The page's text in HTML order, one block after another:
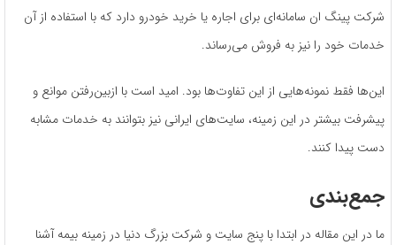
شرکت پینگ ان سامانه‌ای برای اجاره یا خرید خودرو دارد که با استفاده از آن
خدمات خود را نیز به فروش می‌رساند.
این‌ها فقط نمونه‌هایی از این تفاوت‌ها بود. امید است با ازبین‌رفتن موانع و
پیشرفت بیشتر در این زمینه، سایت‌های ایرانی نیز بتوانند به خدمات مشابه
دست پیدا کنند.
جمع‌بندی
ما در این مقاله در ابتدا با پنج سایت و شرکت بزرگ دنیا در زمینه بیمه آشنا